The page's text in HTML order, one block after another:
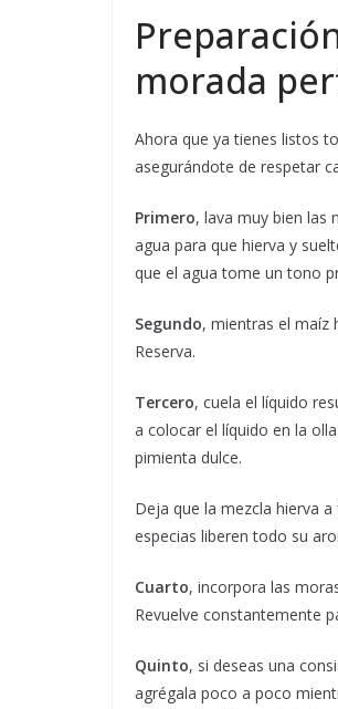
morada
Ahora que ya tienes listos
asegurándote de respetar
Primero, lava muy bien las
agua para que hierva y
que el agua tome un tono
Segundo, mientras el maíz
Reserva.
Tercero, cuela el líquido
a colocar el líquido en la
pimienta dulce.
Deja que la mezcla hierva
especias liberen todo su
Cuarto, incorpora las
Revuelve constantemente
Quinto, si deseas una
agrégala poco a poco